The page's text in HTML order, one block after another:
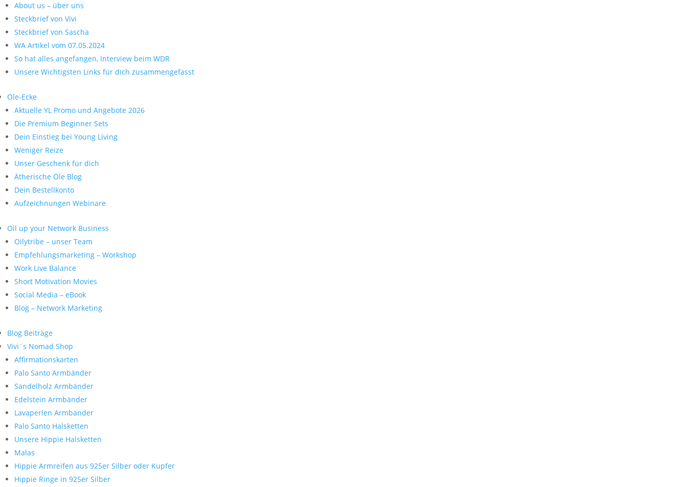
About us – über uns
Steckbrief von Vivi
Steckbrief von Sascha
WA Artikel vom 07.05.2024
So hat alles angefangen, Interview beim WDR
Unsere Wichtigsten Links für dich zusammengefasst
Öle-Ecke
Aktuelle YL Promo und Angebote 2026
Die Premium Beginner Sets
Dein Einstieg bei Young Living
Weniger Reize
Unser Geschenk für dich
Ätherische Öle Blog
Dein Bestellkonto
Aufzeichnungen Webinare
Oil up your Network Business
Oilytribe – unser Team
Empfehlungsmarketing – Workshop
Work Live Balance
Short Motivation Movies
Social Media – eBook
Blog – Network Marketing
Blog Beiträge
Vivi´s Nomad Shop
Affirmationskarten
Palo Santo Armbänder
Sandelholz Armbänder
Edelstein Armbänder
Lavaperlen Armbänder
Palo Santo Halsketten
Unsere Hippie Halsketten
Malas
Hippie Armreifen aus 925er Silber oder Kupfer
Hippie Ringe in 925er Silber